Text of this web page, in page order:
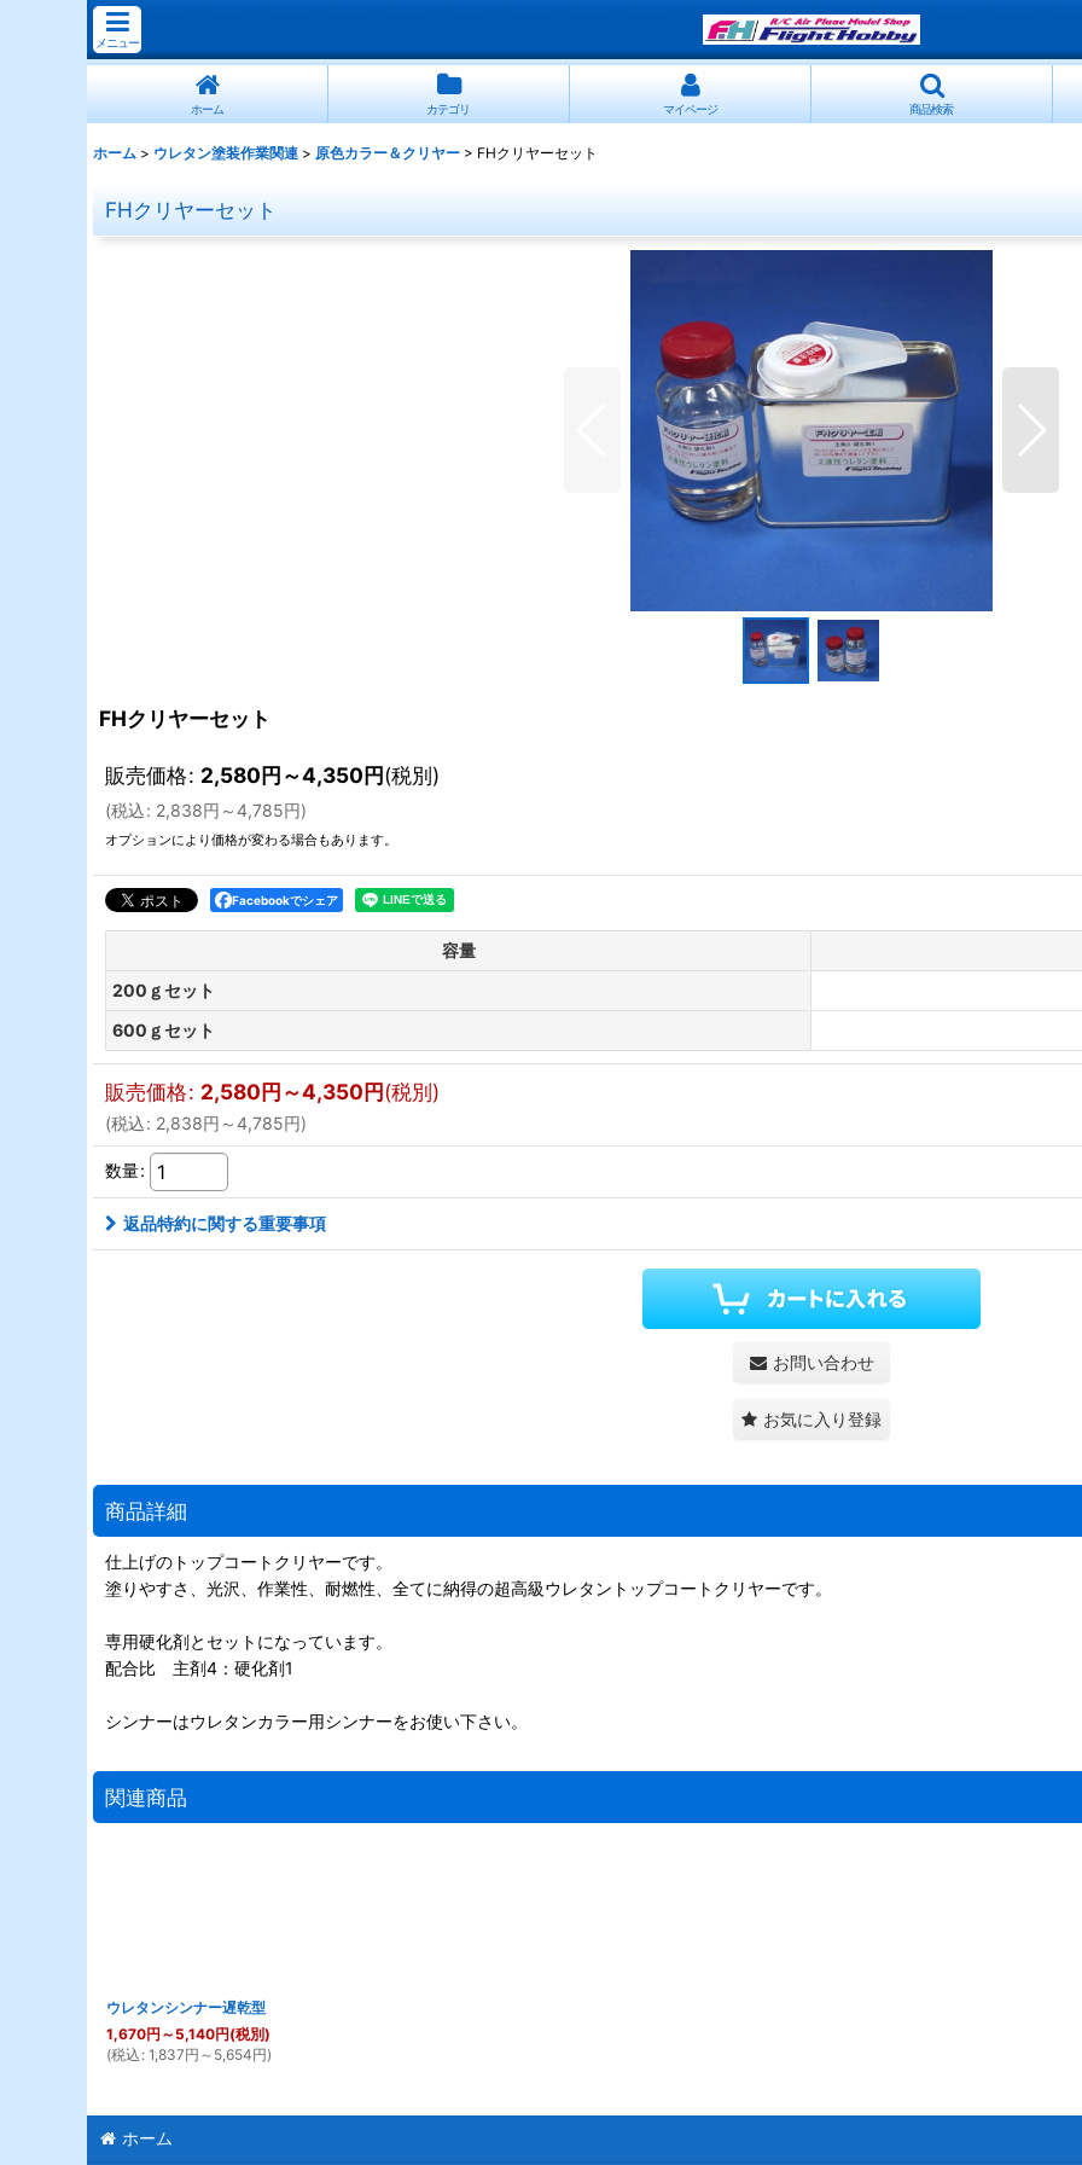
メニュー
ホーム カテゴリ マイページ 商品検索
ホーム > ウレタン塗装作業関連 > 原色カラー＆クリヤー > FHクリヤーセット
FHクリヤーセット
FHクリヤーセット
販売価格: 2,580円～4,350円(税別)
(税込: 2,838円 ～4,785円)
オプションにより価格が変わる場合もあります。
Facebookでシェア
容量
200ｇセット
600ｇセット
販売価格: 2,580円～4,350円(税別)
(税込: 2,838円 ～4,785円)
数量:
返品特約に関する重要事項
お問い合わせ
お気に入り登録
商品詳細
仕上げのトップコートクリヤーです。
塗りやすさ、光沢、作業性、耐燃性、全てに納得の超高級ウレタントップコートクリヤーです。
専用硬化剤とセットになっています。
配合比 主剤4：硬化剤1
シンナーはウレタンカラー用シンナーをお使い下さい。
関連商品
ウレタンシンナー遅乾型
1,670円 ～5,140円(税別)
(税込 : 1,837円 ～5,654円)
ホーム